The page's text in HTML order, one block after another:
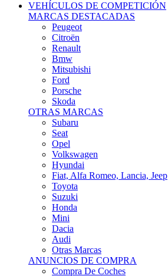
VEHÍCULOS DE COMPETICIÓN
MARCAS DESTACADAS
Peugeot
Citroën
Renault
Bmw
Mitsubishi
Ford
Porsche
Skoda
OTRAS MARCAS
Subaru
Seat
Opel
Volkswagen
Hyundai
Fiat, Alfa Romeo, Lancia, Jeep
Toyota
Suzuki
Honda
Mini
Dacia
Audi
Otras Marcas
ANUNCIOS DE COMPRA
Compra De Coches